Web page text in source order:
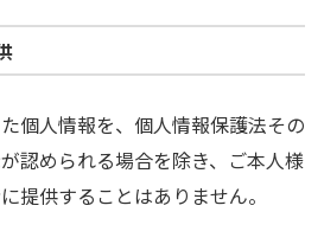
個人情報を、個人情報保護法その
認められる場合を除き、ご本人様
提供することはありません。